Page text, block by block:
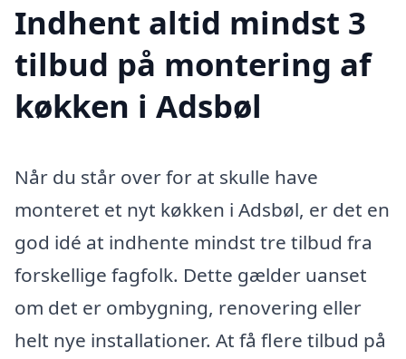
Indhent altid mindst 3
tilbud på montering af
køkken i Adsbøl
Når du står over for at skulle have
monteret et nyt køkken i Adsbøl, er det en
god idé at indhente mindst tre tilbud fra
forskellige fagfolk. Dette gælder uanset
om det er ombygning, renovering eller
helt nye installationer. At få flere tilbud på